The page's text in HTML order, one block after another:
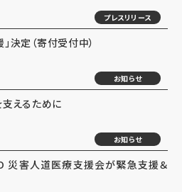
プレスリリース
決定（寄付受付中）
お知らせ
支えるために
お知らせ
災害人道医療支援会が緊急支援＆